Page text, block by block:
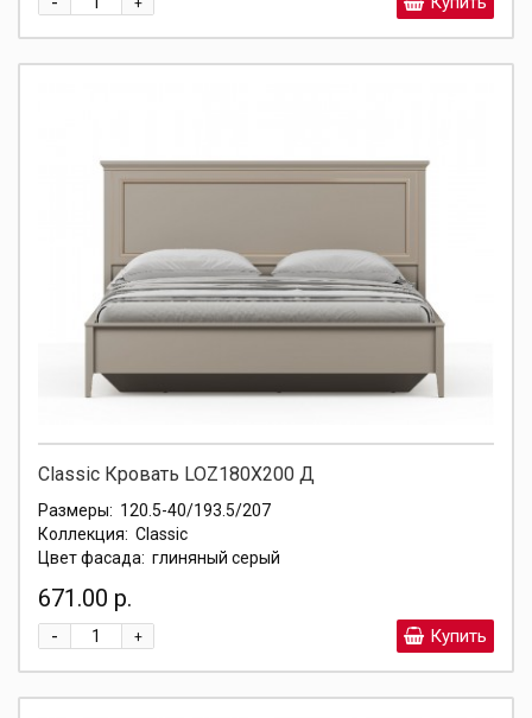
+
Classic Кровать LOZ180X200 Д
Размеры: 120.5-40/193.5/207
Коллекция: Classic
Цвет фасада: глиняный серый
671.00 р.
+
- Купить